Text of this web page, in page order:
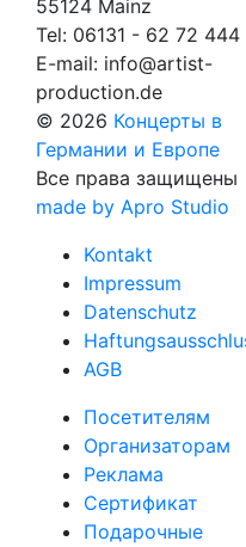
55124 Mainz
Tel: 06131 - 62 72 444
E-mail: info@artist-
production.de
© 2026 Концерты в
Германии и Европе
Все права защищены
made by Apro Studio
Kontakt
Impressum
Datenschutz
AGB
Посетителям
Организаторам
Реклама
Сертификат
Подарочные